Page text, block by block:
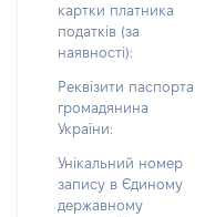
картки платника
податків (за
наявності):
Реквізити паспорта
громадянина
України:
Унікальний номер
запису в Єдиному
державному